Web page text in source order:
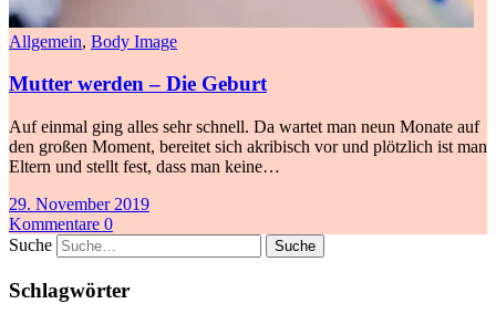
Allgemein, Body Image
Mutter werden – Die Geburt
Auf einmal ging alles sehr schnell. Da wartet man neun Monate auf
den großen Moment, bereitet sich akribisch vor und plötzlich ist man
Eltern und stellt fest, dass man keine…
29. November 2019
Kommentare 0
Suche
Schlagwörter